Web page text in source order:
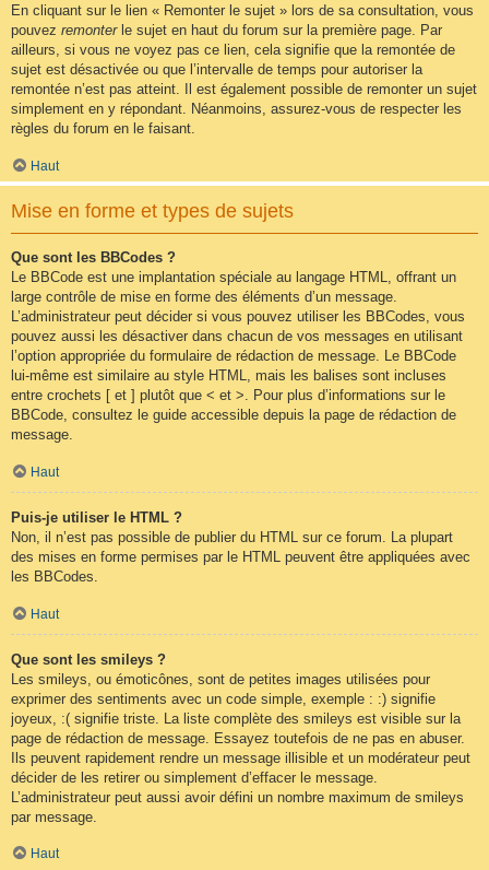
En cliquant sur le lien « Remonter le sujet » lors de sa consultation, vous
pouvez remonterle sujet en haut du forum sur la première page. Par
ailleurs, si vous ne voyez pas ce lien, cela signifie que la remontée de
sujet est désactivée ou que l’intervalle de temps pour autoriser la
remontée n’est pas atteint. Il est également possible de remonter un sujet
simplement en y répondant. Néanmoins, assurez-vous de respecter les
règles du forum en le faisant.
Haut
Mise en forme et types de sujets
Que sont les BBCodes ?
Le BBCode est une implantation spéciale au langage HTML, offrant un
large contrôle de mise en forme des éléments d’un message.
L’administrateur peut décider si vous pouvez utiliser les BBCodes, vous
pouvez aussi les désactiver dans chacun de vos messages en utilisant
l’option appropriée du formulaire de rédaction de message. Le BBCode
lui-même est similaire au style HTML, mais les balises sont incluses
entre crochets [ et ] plutôt que < et >. Pour plus d’informations sur le
BBCode, consultez le guide accessible depuis la page de rédaction de
message.
Haut
Puis-je utiliser le HTML ?
Non, il n’est pas possible de publier du HTML sur ce forum. La plupart
des mises en forme permises par le HTML peuvent être appliquées avec
les BBCodes.
Haut
Que sont les smileys ?
Les smileys, ou émoticônes, sont de petites images utilisées pour
exprimer des sentiments avec un code simple, exemple : :) signifie
joyeux, :( signifie triste. La liste complète des smileys est visible sur la
page de rédaction de message. Essayez toutefois de ne pas en abuser.
Ils peuvent rapidement rendre un message illisible et un modérateur peut
décider de les retirer ou simplement d’effacer le message.
L’administrateur peut aussi avoir défini un nombre maximum de smileys
par message.
Haut